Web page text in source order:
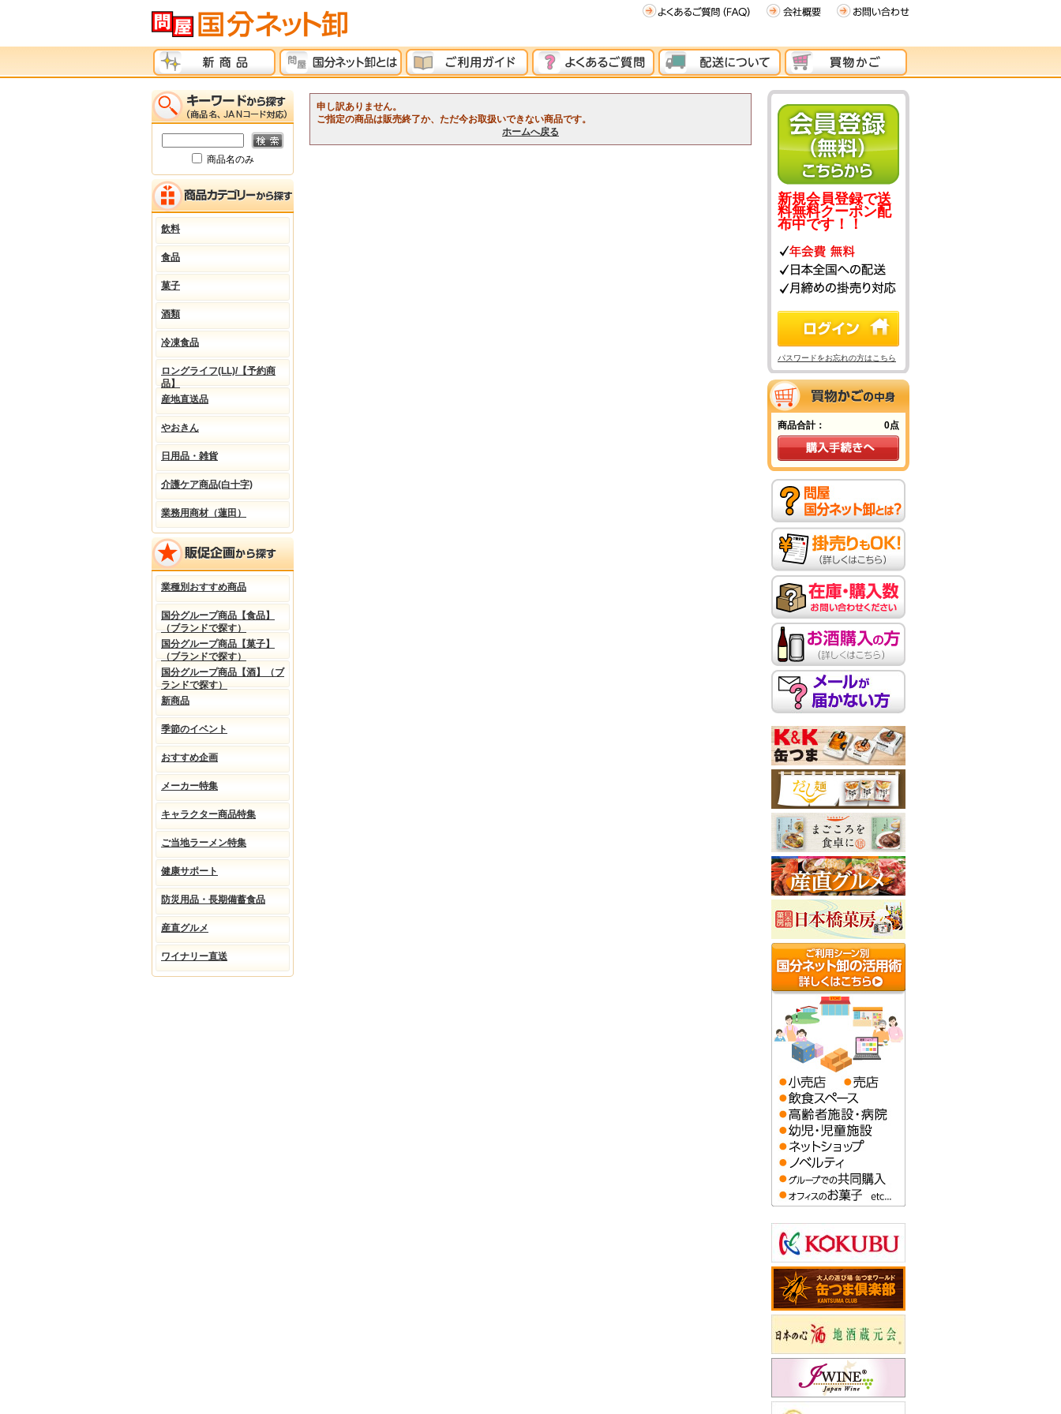
申し訳ありません。
ご指定の商品は販売終了か、ただ今お取扱いできない商品です。
ホームへ戻る
商品名のみ
飲料
食品
菓子
酒類
冷凍食品
ロングライフ(LL)/【予約商
品】
産地直送品
やおきん
日用品・雑貨
介護ケア商品(白十字)
業務用商材（蓮田）
業種別おすすめ商品
国分グループ商品【食品】
（ブランドで探す）
国分グループ商品【菓子】
（ブランドで探す）
国分グループ商品【酒】（ブ
ランドで探す）
新商品
季節のイベント
おすすめ企画
メーカー特集
キャラクター商品特集
ご当地ラーメン特集
健康サポート
防災用品・長期備蓄食品
産直グルメ
ワイナリー直送
新規会員登録で送
料無料クーポン配
布中です！！
パスワードをお忘れの方はこちら
商品合計： 0点